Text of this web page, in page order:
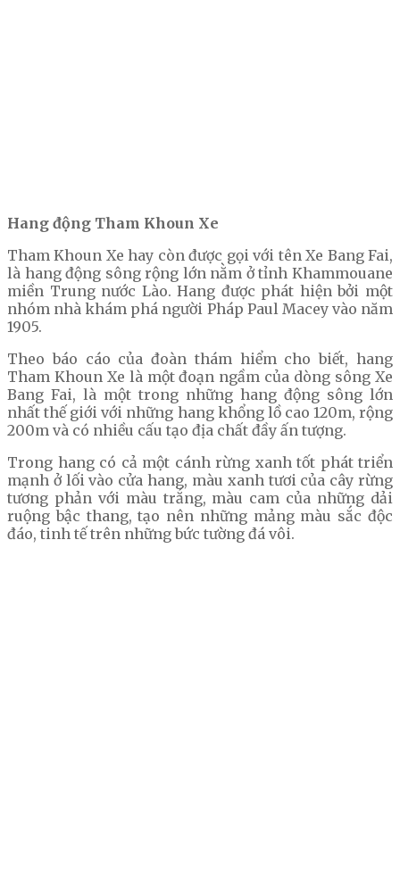
Hang động Tham Khoun Xe
Tham Khoun Xe hay còn được gọi với tên Xe Bang Fai,
là hang động sông rộng lớn nằm ở tỉnh Khammouane
miền Trung nước Lào. Hang được phát hiện bởi một
nhóm nhà khám phá người Pháp Paul Macey vào năm
1905.
Theo báo cáo của đoàn thám hiểm cho biết, hang
Tham Khoun Xe là một đoạn ngầm của dòng sông Xe
Bang Fai, là một trong những hang động sông lớn
nhất thế giới với những hang khổng lồ cao 120m, rộng
200m và có nhiều cấu tạo địa chất đầy ấn tượng.
Trong hang có cả một cánh rừng xanh tốt phát triển
mạnh ở lối vào cửa hang, màu xanh tươi của cây rừng
tương phản với màu trắng, màu cam của những dải
ruộng bậc thang, tạo nên những mảng màu sắc độc
đáo, tinh tế trên những bức tường đá vôi.